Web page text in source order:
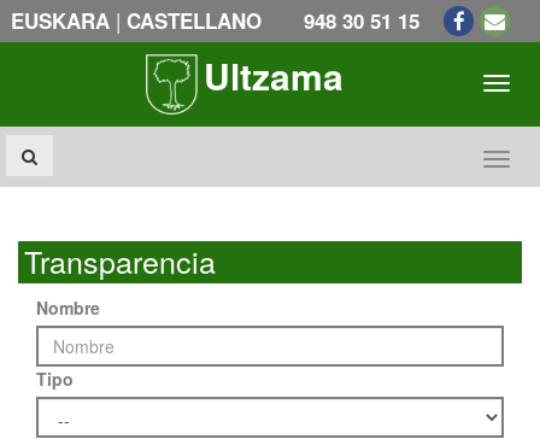
EUSKARA | CASTELLANO 948 30 51 15
Ultzama
Transparencia
Nombre
Tipo